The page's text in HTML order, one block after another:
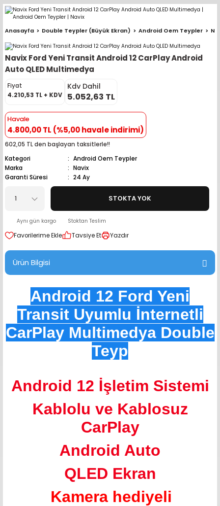
Geri Dön
Geri Dön
Teypler
Geri Dön
Geri Dön
Hoparlör Takımları
Takımları
Hoparlör Takımları
Hoparlör Takımları
Takımları
Takımları
Hoparlör Takımları
Geri Dön
Geri Dön
Geri Dön
Geri Dön
İçinden Ekran Çıkan )
Geri Dön
Anasayfa Double Teypler (Büyük Ekran) Android Oem Teypler
Navix Ford Yeni Transit Android 12 CarPlay Android
Auto QLED Multimedya
Fiyat
4.210,53 TL + KDV
Kdv Dahil
5.052,63 TL
Havale
4.800,00 TL (%5,00 havale indirimi)
602,05 TL den başlayan taksitlerle!!
Kategori
Android Oem Teypler
Marka
Navix
Garanti Süresi
24 Ay
STOKTA YOK
Aynı gün kargo Stoktan Teslim
Tavsiye Et Yazdır
Ürün Bilgisi
Android 12 Ford Yeni
Transit Uyumlu İnternetli
CarPlay Multimedya Double
Teyp
Android 12 İşletim Sistemi
Kablolu ve Kablosuz
CarPlay
Android Auto
QLED Ekran
Kamera hediyeli